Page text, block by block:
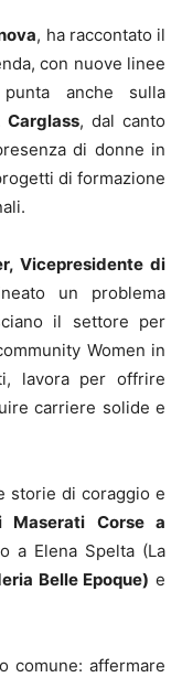
, ha raccontato il
con nuove linee
anche sulla
Carglass, dal canto
di donne in
di formazione
Vicepresidente di
un problema
il settore per
Women in
lavora per offrire
carriere solide e
storie di coraggio e
Maserati Corse a
a Elena Spelta (La
Belle Epoque) e
comune: affermare